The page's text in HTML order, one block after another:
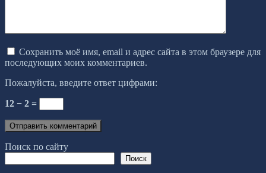
Сохранить моё имя, email и адрес сайта в этом браузере для
последующих моих комментариев.
Пожалуйста, введите ответ цифрами:
12 − 2 =
Поиск по сайту
Поиск